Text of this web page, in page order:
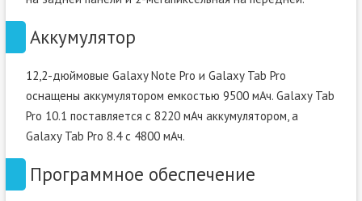
Аккумулятор
12,2-дюймовые Galaxy Note Pro и Galaxy Tab Pro
оснащены аккумулятором емкостью 9500 мАч. Galaxy Tab
Pro 10.1 поставляется с 8220 мАч аккумулятором, а
Galaxy Tab Pro 8.4 с 4800 мАч.
Программное обеспечение